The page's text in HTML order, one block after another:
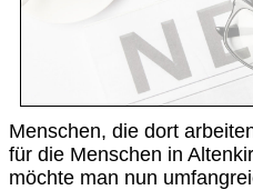
Menschen, die dort
für die Menschen in
möchte man nun